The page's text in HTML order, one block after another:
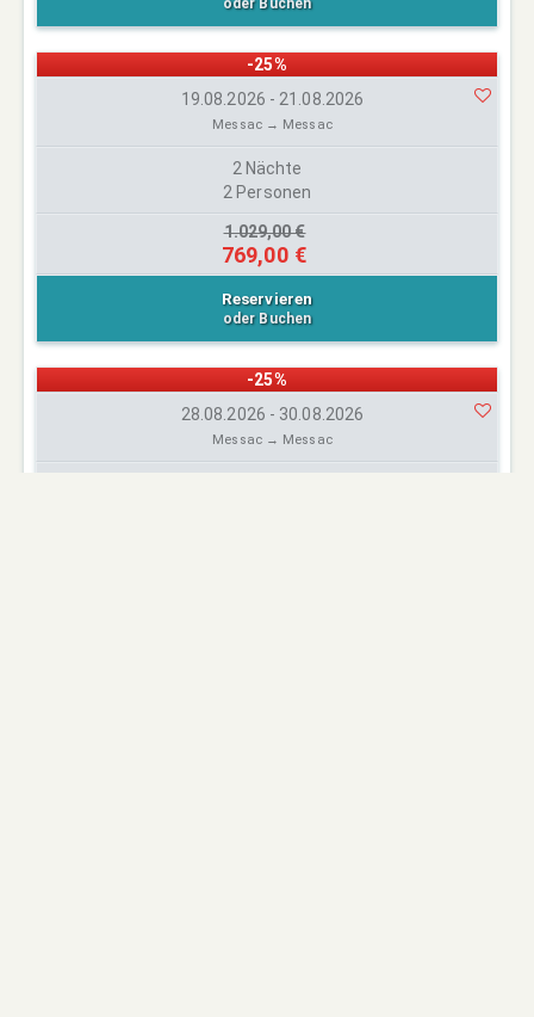
oder Buchen
-25%
19.08.2026 - 21.08.2026
Messac → Messac
2 Nächte
2 Personen
1.029,00 €
769,00 €
Reservieren
oder Buchen
-25%
28.08.2026 - 30.08.2026
Messac → Messac